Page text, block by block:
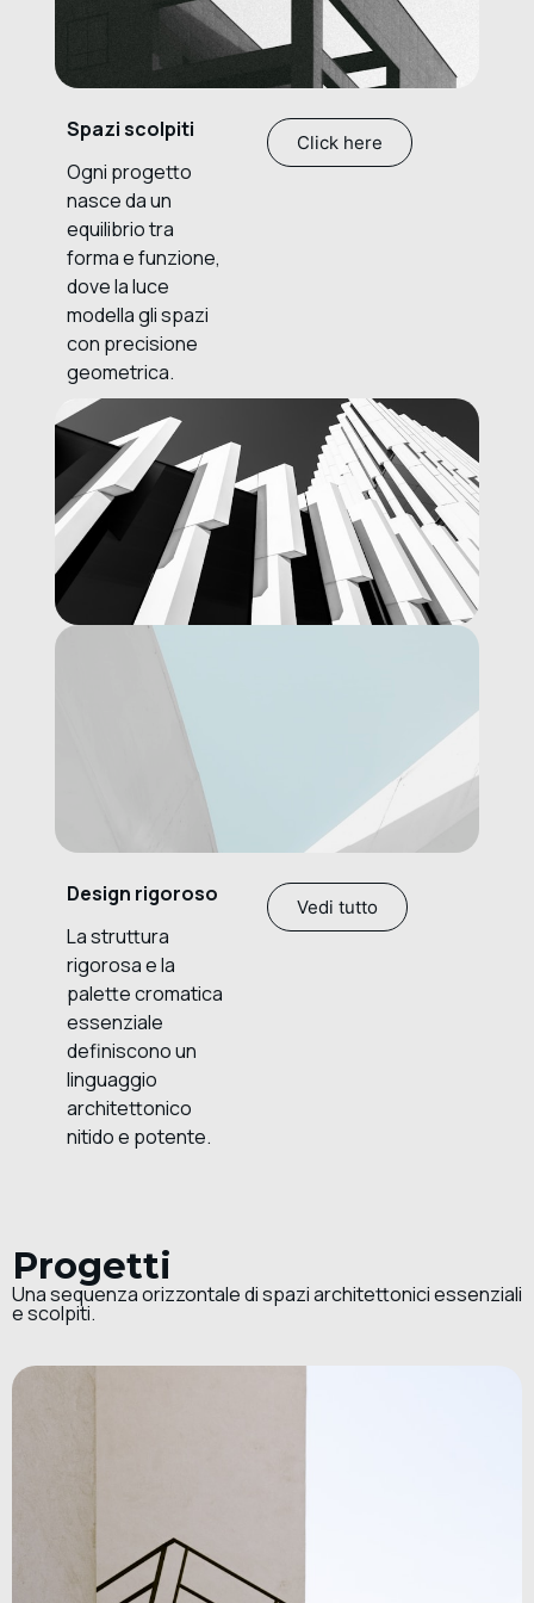
Spazi scolpiti
Ogni progetto
nasce da un
equilibrio tra
forma e funzione,
dove la luce
modella gli spazi
con precisione
geometrica.
Click here
Design rigoroso
La struttura
rigorosa e la
palette cromatica
essenziale
definiscono un
linguaggio
architettonico
nitido e potente.
Vedi tutto
Progetti
Una sequenza orizzontale di spazi architettonici essenziali
e scolpiti.